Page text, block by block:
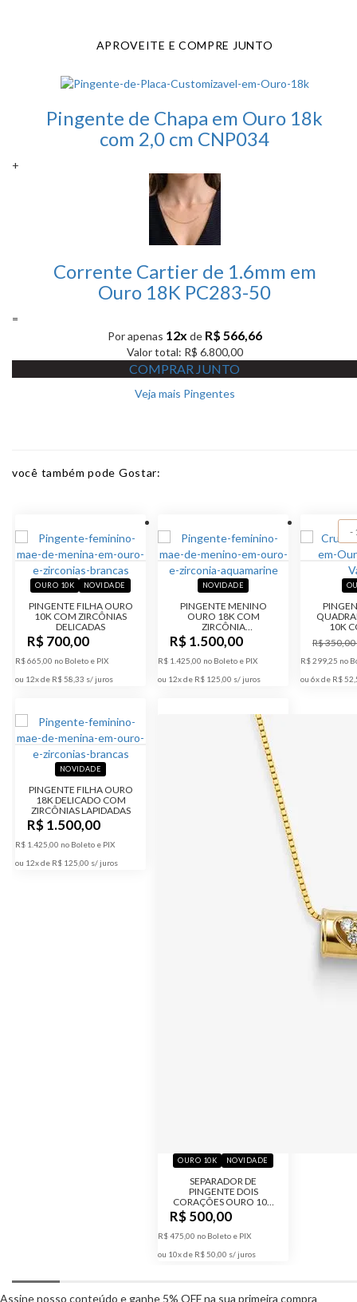
APROVEITE E COMPRE JUNTO
Pingente de Chapa em Ouro 18k
com 2,0 cm CNP034
+
Corrente Cartier de 1.6mm em
Ouro 18K PC283-50
=
Por apenas 12xde R$ 566,66
Valor total: R$ 6.800,00
COMPRAR JUNTO
Veja mais Pingentes
você também pode Gostar:
OURO 10K NOVIDADE
PINGENTE FILHA OURO
10K COM ZIRCÔNIAS
DELICADAS
R$ 700,00
R$ 665,00 no Boleto e PIX
ou 12x de R$ 58,33
NOVIDADE
PINGENTE MENINO
OURO 18K COM
ZIRCÔNIA
AQUAMARINE BICOLOR
R$ 1.500,00
R$ 1.425,00 no Boleto e PIX
ou 12x de R$ 125,00
10K
R$ 350,00
-
R$ 299,25 no
ou 6x de R$
NOVIDADE
PINGENTE FILHA OURO
18K DELICADO COM
ZIRCÔNIAS LAPIDADAS
R$ 1.500,00
R$ 1.425,00 no Boleto e PIX
ou 12x de R$ 125,00
OURO 10K NOVIDADE
SEPARADOR DE
PINGENTE DOIS
CORAÇÕES OURO 10K
COM ZIRCÔNIAS
R$ 500,00
R$ 475,00 no Boleto e PIX
ou 10x de R$ 50,00
Assine nosso conteúdo e ganhe 5% OFF na sua primeira compra